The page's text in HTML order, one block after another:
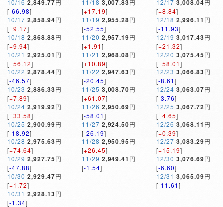
10/16 2,849.77円
[-66.98]
10/17 2,858.94円
[+9.17]
10/18 2,868.88円
[+9.94]
10/21 2,925.01 円
[+56.12]
10/22 2,878.44円
[-46.57]
10/23 2,886.33円
[+7.89]
10/24 2,919.92円
[+33.58]
10/25 2,900.99円
[-18.92]
10/28 2,975.63円
[+74.64]
10/29 2,927.75円
[-47.88]
10/30 2,929.47円
[+1.72]
10/31 2,928.13円
[-1.34]
11/18 3,007.83円
[+17.19]
11/19 2,955.28円
[-52.55]
11/20 2,957.19円
[+1.91]
11/21 2,968.08円
[+10.89]
11/22 2,947.63円
[-20.45]
11/25 3,008.70円
[+61.07]
11/26 2,950.69円
[-58.01]
11/27 2,924.50円
[-26.19]
11/28 2,950.95円
[+26.45]
11/29 2,949.41 円
[-1.54]
12/17 3,008.04円
[+8.84]
12/18 2,996.11 円
[-11.93]
12/19 3,017.43円
[+21.32]
12/20 3,075.45円
[+58.01]
12/23 3,066.83円
[-8.61]
12/24 3,063.07円
[-3.76]
12/25 3,067.72円
[+4.65]
12/26 3,068.11 円
[+0.39]
12/27 3,083.29円
[+15.19]
12/30 3,076.69円
[-6.60]
12/31 3,065.09円
[-11.61]